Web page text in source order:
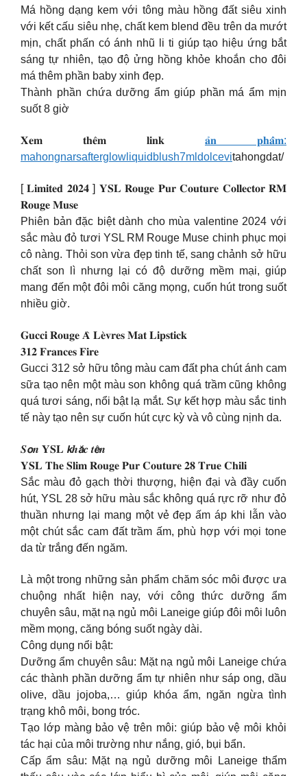
Má hồng dạng kem với tông màu hồng đất siêu xinh
với kết cấu siêu nhẹ, chất kem blend đều trên da mướt
mịn, chất phấn có ánh nhũ li ti giúp tạo hiệu ứng bắt
sáng tự nhiên, tạo độ ửng hồng khỏe khoắn cho đôi
má thêm phần baby xinh đẹp.
Thành phần chứa dưỡng ẩm giúp phần má ẩm mịn
suốt 8 giờ
𝐗𝐞𝐦 𝐭𝐡𝐞̂𝐦 𝐥𝐢𝐧𝐤 𝐚̉𝐧 𝐩𝐡𝐚̂̉𝐦:
mahongnarsafterglowliquidblush7mldolcevitahongdat/
[ 𝐋𝐢𝐦𝐢𝐭𝐞𝐝 𝟐𝟎𝟐𝟒 ] 𝐘𝐒𝐋 𝐑𝐨𝐮𝐠𝐞 𝐏𝐮𝐫 𝐂𝐨𝐮𝐭𝐮𝐫𝐞 𝐂𝐨𝐥𝐥𝐞𝐜𝐭𝐨𝐫 𝐑𝐌
𝐑𝐨𝐮𝐠𝐞 𝐌𝐮𝐬𝐞
Phiên bản đặc biệt dành cho mùa valentine 2024 với
sắc màu đỏ tươi YSL RM Rouge Muse chinh phục mọi
cô nàng. Thỏi son vừa đẹp tinh tế, sang chảnh sở hữu
chất son lì nhưng lại có độ dưỡng mềm mại, giúp
mang đến một đôi môi căng mọng, cuốn hút trong suốt
nhiều giờ.
𝐆𝐮𝐜𝐜𝐢 𝐑𝐨𝐮𝐠𝐞 𝐀̀ 𝐋𝐞̀𝐯𝐫𝐞𝐬 𝐌𝐚𝐭 𝐋𝐢𝐩𝐬𝐭𝐢𝐜𝐤
𝟑𝟏𝟐 𝐅𝐫𝐚𝐧𝐜𝐞𝐬 𝐅𝐢𝐫𝐞
Gucci 312 sở hữu tông màu cam đất pha chút ánh cam
sữa tạo nên một màu son không quá trầm cũng không
quá tươi sáng, nổi bật lạ mắt. Sự kết hợp màu sắc tinh
tế này tạo nên sự cuốn hút cực kỳ và vô cùng nịnh da.
𝑺𝙤𝒏 𝐘𝐒𝐋 𝙠𝒉𝙖̆́𝒄 𝒕𝙚̂𝒏
𝐘𝐒𝐋 𝐓𝐡𝐞 𝐒𝐥𝐢𝐦 𝐑𝐨𝐮𝐠𝐞 𝐏𝐮𝐫 𝐂𝐨𝐮𝐭𝐮𝐫𝐞 𝟐𝟖 𝐓𝐫𝐮𝐞 𝐂𝐡𝐢𝐥𝐢
Sắc màu đỏ gạch thời thượng, hiện đại và đầy cuốn
hút, YSL 28 sở hữu màu sắc không quá rực rỡ như đỏ
thuần nhưng lại mang một vẻ đẹp ấm áp khi lẫn vào
một chút sắc cam đất trầm ấm, phù hợp với mọi tone
da từ trắng đến ngăm.
Là một trong những sản phẩm chăm sóc môi được ưa
chuộng nhất hiện nay, với công thức dưỡng ẩm
chuyên sâu, mặt nạ ngủ môi Laneige giúp đôi môi luôn
mềm mọng, căng bóng suốt ngày dài.
Công dụng nổi bật:
Dưỡng ẩm chuyên sâu: Mặt nạ ngủ môi Laneige chứa
các thành phần dưỡng ẩm tự nhiên như sáp ong, dầu
olive, dầu jojoba,… giúp khóa ẩm, ngăn ngừa tình
trạng khô môi, bong tróc.
Tạo lớp màng bảo vệ trên môi: giúp bảo vệ môi khỏi
tác hại của môi trường như nắng, gió, bụi bẩn.
Cấp ẩm sâu: Mặt nạ ngủ dưỡng môi Laneige thẩm